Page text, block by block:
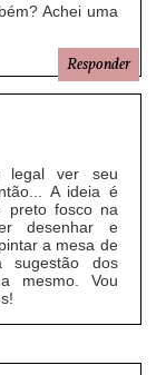
Achei uma
Responder
legal ver seu
A ideia é
preto fosco na
desenhar e
a mesa de
sugestão dos
mesmo. Vou